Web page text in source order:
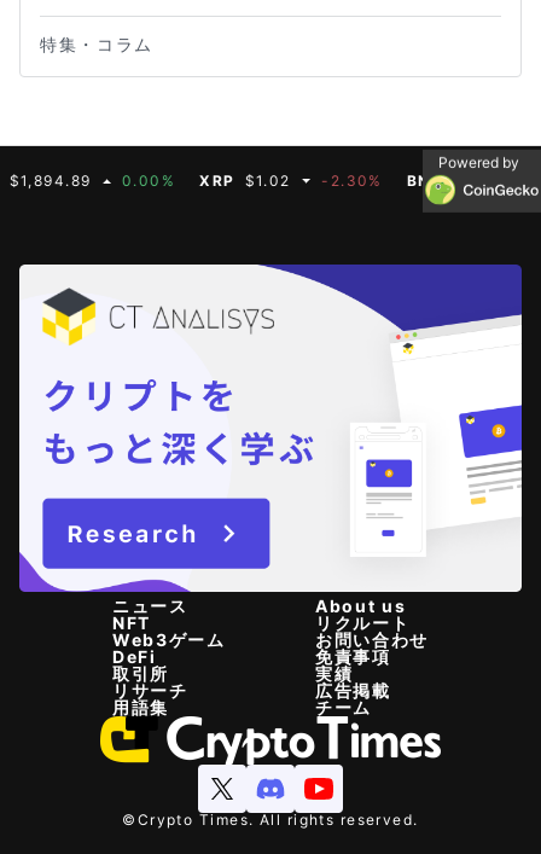
特集・コラム
0.00% XRP $1.02 -2.30% BNB $587.07 0.00%
Powered by
ニュース
NFT
Web3ゲーム
DeFi
取引所
リサーチ
用語集
About us
リクルート
お問い合わせ
免責事項
実績
広告掲載
チーム
©Crypto Times. All rights reserved.